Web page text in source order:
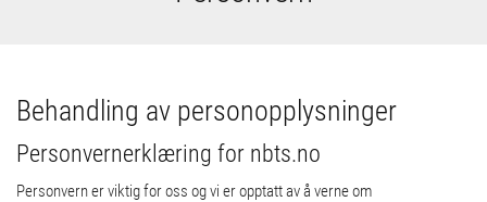
Behandling av personopplysninger
Personvernerklæring for nbts.no
Personvern er viktig for oss og vi er opptatt av å verne om